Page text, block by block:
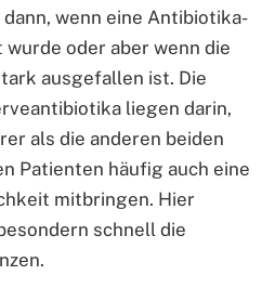
wenn eine Antibiotika-
oder aber wenn die
ausgefallen ist. Die
liegen darin,
als die anderen beiden
Patienten häufig auch eine
mitbringen. Hier
schnell die